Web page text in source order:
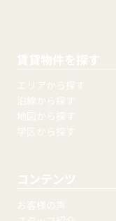
賃貸物件を探す
エリアから探す
沿線から探す
地図から探す
学区から探す
コンテンツ
お客様の声